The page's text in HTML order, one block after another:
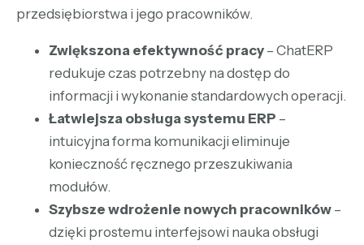
przedsiębiorstwa i jego pracowników.
Zwiększona efektywność pracy – ChatERP
redukuje czas potrzebny na dostęp do
informacji i wykonanie standardowych operacji.
Łatwiejsza obsługa systemu ERP –
intuicyjna forma komunikacji eliminuje
konieczność ręcznego przeszukiwania
modułów.
Szybsze wdrożenie nowych pracowników –
dzięki prostemu interfejsowi nauka obsługi